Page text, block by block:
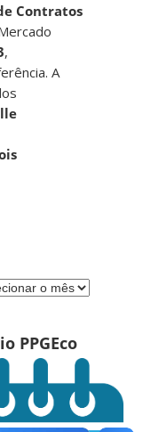
Contratos
,
A
PPGEco